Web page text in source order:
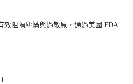
效阻隔塵蟎與過敏原，通過美國 FDA